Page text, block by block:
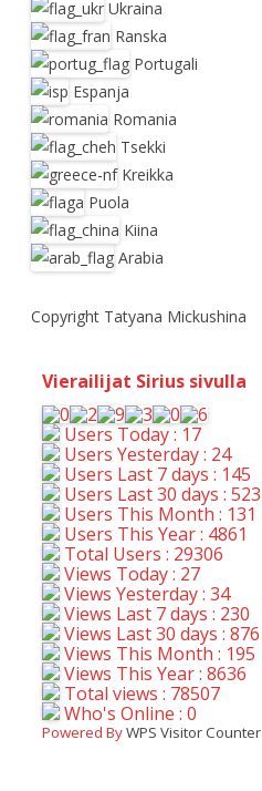
Ukraina
Ranska
Portugali
Espanja
Romania
Tsekki
Kreikka
Puola
Kiina
Arabia
Copyright Tatyana Mickushina
Vierailijat Sirius sivulla
Users Today : 17
Users Yesterday : 24
Users Last 7 days : 145
Users Last 30 days : 523
Users This Month : 131
Users This Year : 4861
Total Users : 29306
Views Today : 27
Views Yesterday : 34
Views Last 7 days : 230
Views Last 30 days : 876
Views This Month : 195
Views This Year : 8636
Total views : 78507
Who's Online : 0
Powered ByWPS Visitor Counter